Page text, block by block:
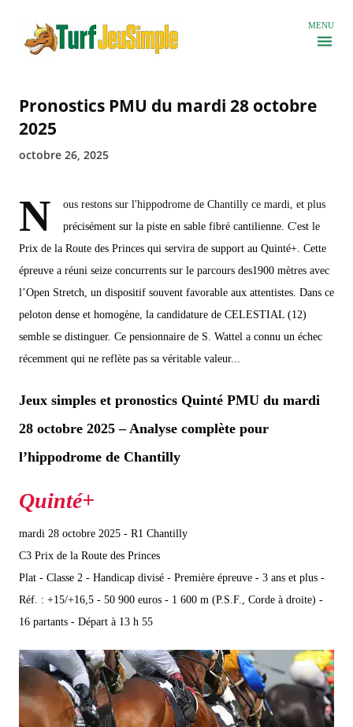
MENU
Pronostics PMU du mardi 28 octobre
2025
octobre 26, 2025
N
ous restons sur l'hippodrome de Chantilly ce mardi, et plus
précisément sur la piste en sable fibré cantilienne. C'est le
Prix de la Route des Princes qui servira de support au Quinté+. Cette
épreuve a réuni seize concurrents sur le parcours des1900 mètres avec
l’Open Stretch, un dispositif souvent favorable aux attentistes. Dans ce
peloton dense et homogène, la candidature de CELESTIAL (12)
semble se distinguer. Ce pensionnaire de S. Wattel a connu un échec
récemment qui ne reflète pas sa véritable valeur...
Jeux simples et pronostics Quinté PMU du mardi
28 octobre 2025 – Analyse complète pour
l’hippodrome de Chantilly
mardi 28 octobre 2025 - R1 Chantilly
C3 Prix de la Route des Princes
Plat - Classe 2 - Handicap divisé - Première épreuve - 3 ans et plus -
Réf. : +15/+16,5 - 50 900 euros - 1 600 m (P.S.F., Corde à droite) -
16 partants - Départ à 13 h 55